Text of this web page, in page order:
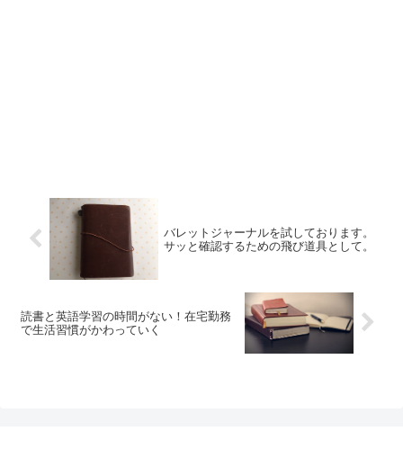
バレットジャーナルを試しております。
サッと確認するための飛び道具として。
読書と英語学習の時間がない！在宅勤務
で生活習慣がかわっていく